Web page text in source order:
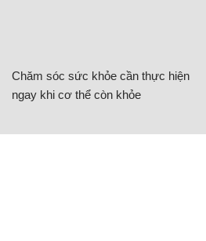
Chăm sóc sức khỏe cần thực hiện
ngay khi cơ thể còn khỏe